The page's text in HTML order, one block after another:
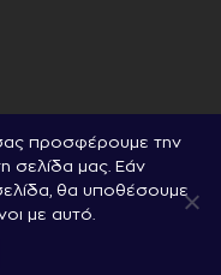
All Rights Reserved
προσφέρουμε την
σελίδα μας. Εάν
θα υποθέσουμε
με αυτό.